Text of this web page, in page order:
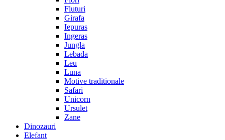
Fluturi
Girafa
Iepuras
Ingeras
Jungla
Lebada
Leu
Luna
Motive traditionale
Safari
Unicorn
Ursulet
Zane
Dinozauri
Elefant